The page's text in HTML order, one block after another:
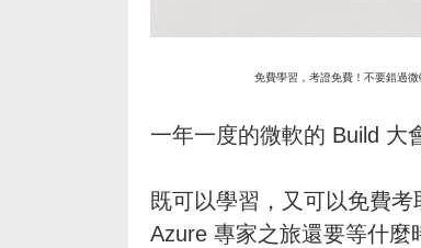
免費學習，考證免費！不要錯過
一年一度的微軟的 Build 大
既可以學習，又可以免費
Azure 專家之旅還要等什麼